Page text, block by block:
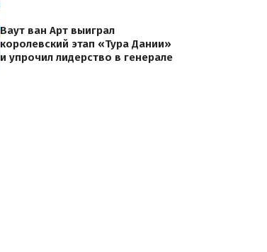
Ваут ван Арт выиграл
королевский этап «Тура Дании»
и упрочил лидерство в генерале